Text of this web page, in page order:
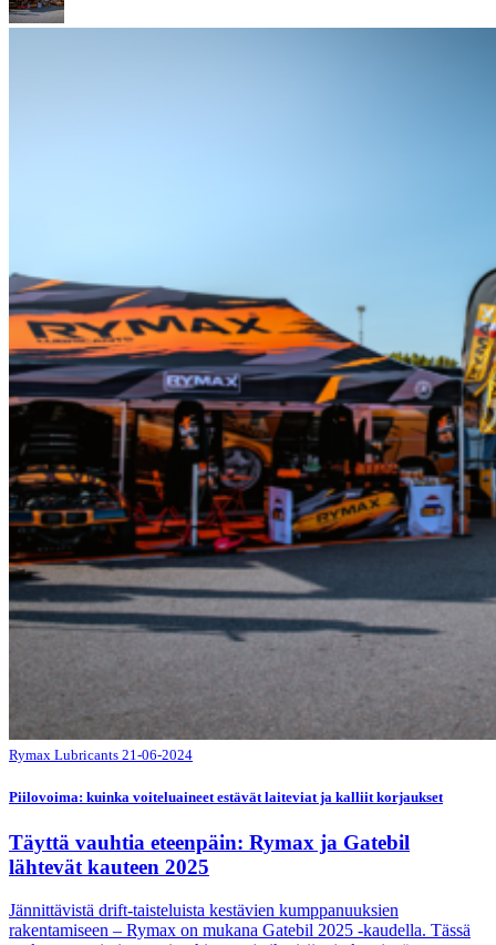
Rymax Lubricants 21-06-2024
Piilovoima: kuinka voiteluaineet estävät laiteviat ja kalliit korjaukset
Täyttä vauhtia eteenpäin: Rymax ja Gatebil
lähtevät kauteen 2025
Jännittävistä drift-taisteluista kestävien kumppanuuksien
rakentamiseen – Rymax on mukana Gatebil 2025 -kaudella. Tässä